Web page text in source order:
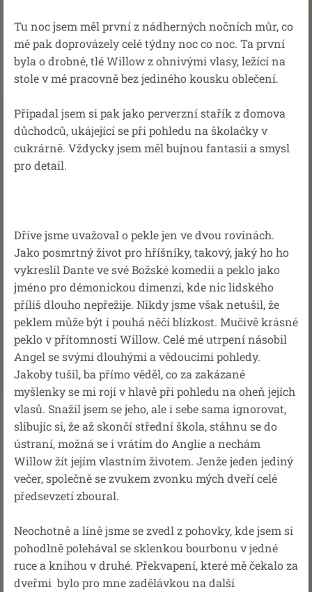
Tu noc jsem měl první z nádherných nočních můr, co
mě pak doprovázely celé týdny noc co noc. Ta první
byla o drobné, tlé Willow z ohnivými vlasy, ležící na
stole v mé pracovně bez jediného kousku oblečení.
Připadal jsem si pak jako perverzní stařík z domova
důchodců, ukájející se při pohledu na školačky v
cukrárně. Vždycky jsem měl bujnou fantasii a smysl
pro detail.
Dříve jsme uvažoval o pekle jen ve dvou rovinách.
Jako posmrtný život pro hříšníky, takový, jaký ho ho
vykreslil Dante ve své Božské komedii a peklo jako
jméno pro démonickou dimenzi, kde nic lidského
příliš dlouho nepřežije. Nikdy jsme však netušil, že
peklem může být i pouhá něčí blízkost. Mučivě krásné
peklo v přítomnosti Willow. Celé mé utrpení násobil
Angel se svými dlouhými a vědoucími pohledy.
Jakoby tušil, ba přímo věděl, co za zakázané
myšlenky se mi rojí v hlavě při pohledu na oheň jejích
vlasů. Snažil jsem se jeho, ale i sebe sama ignorovat,
slibujíc si, že až skončí střední škola, stáhnu se do
ústraní, možná se i vrátím do Anglie a nechám
Willow žít jejím vlastním životem. Jenže jeden jediný
večer, společně se zvukem zvonku mých dveří celé
předsevzetí zboural.
Neochotně a líně jsme se zvedl z pohovky, kde jsem si
pohodlně polehával se sklenkou bourbonu v jedné
ruce a knihou v druhé. Překvapení, které mě čekalo za
dveřmi bylo pro mne zadělávkou na další